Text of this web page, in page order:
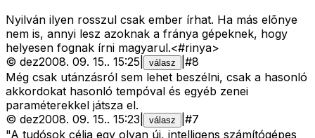
Nyilván ilyen rosszul csak ember írhat. Ha más elõnye
nem is, annyi lesz azoknak a fránya gépeknek, hogy
helyesen fognak írni magyarul.<#rinya>
© dez2008. 09. 15.. 15:25 válasz #8
Még csak utánzásról sem lehet beszélni, csak a hasonló
akkordokat hasonló tempóval és egyéb zenei
paraméterekkel játsza el.
© dez2008. 09. 15.. 15:23 válasz #7
"A tudósok célja egy olyan új, intelligens számítógépes